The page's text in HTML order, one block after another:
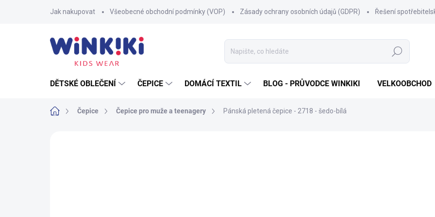
Jak nakupovat Všeobecné obchodní podmínky (VOP) Zásady ochrany osobních údajů (GDPR) Řešení
Hledat
DĚTSKÉ OBLEČENÍ ČEPICE DOMÁCÍ TEXTIL BLOG - PRŮVODCE WINKIKI VELKOOBCHOD
Domů Čepice Čepice pro muže a teenagery Pánská pletená čepice - 2718 - šedo-bílá